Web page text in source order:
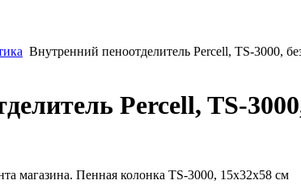
Внутренний пеноотделитель Percell, TS-3000,
Percell, TS-
магазина. Пенная колонка TS-3000, 15х32х58 см